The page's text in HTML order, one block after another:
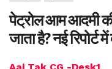
पेट्रोल आम आदमी
जाता है? नई रिपोर्ट